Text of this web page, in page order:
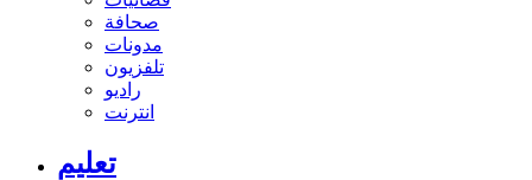
صحافة
مدونات
تلفزيون
راديو
انترنت
تعليم